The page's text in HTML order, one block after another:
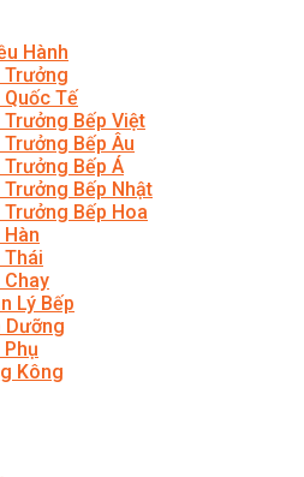
Hành
Trưởng
Quốc Tế
Trưởng Bếp Việt
Bếp Âu
Bếp Á
Trưởng Bếp Nhật
Bếp Hoa
Thái
Chay
Lý Bếp
Dưỡng
Kông